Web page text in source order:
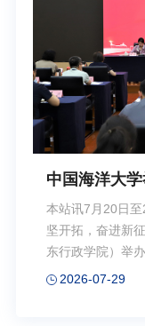
务海洋强国建设
势，以实战需求
量海洋执法人才
海...
中国海洋大
奋进新征程”
本站讯7月20日
坚开拓，奋进新
东行政学院）举
委党校（山东行
2026-07-29